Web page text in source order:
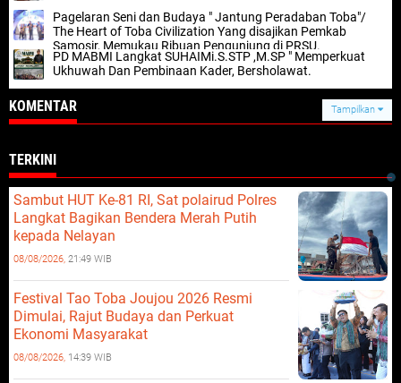
Pagelaran Seni dan Budaya " Jantung Peradaban Toba"/
The Heart of Toba Civilization Yang disajikan Pemkab
Samosir, Memukau Ribuan Pengunjung di PRSU.
PD MABMI Langkat SUHAIMi.S.STP ,M.SP " Memperkuat
Ukhuwah Dan Pembinaan Kader, Bersholawat.
KOMENTAR Tampilkan
TERKINI
Sambut HUT Ke-81 RI, Sat polairud Polres
Langkat Bagikan Bendera Merah Putih
kepada Nelayan
08/08/2026, 21:49 WIB
Festival Tao Toba Joujou 2026 Resmi
Dimulai, Rajut Budaya dan Perkuat
Ekonomi Masyarakat
08/08/2026, 14:39 WIB